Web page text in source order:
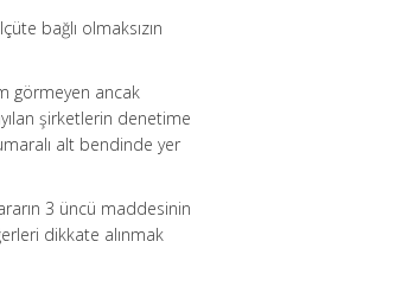
bağlı olmaksızın
görmeyen ancak
şirketlerin denetime
alt bendinde yer
3 üncü maddesinin
dikkate alınmak